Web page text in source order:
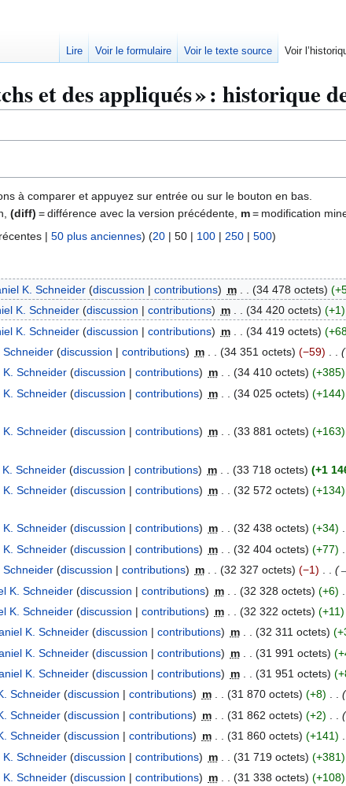
et des appliqués » : historique
à comparer et appuyez sur entrée ou sur le bouton en bas.
(diff) = différence avec la version précédente, m= modification
| 50 plus anciennes) (20 | 50 | 100 | 250 | 500)
K. Schneider discussion contributions m 34 478 octets
K. Schneider discussion contributions m 34 420 octets +1
K. Schneider discussion contributions m 34 419 octets
Schneider discussion contributions m 34 351 octets −59
K. Schneider discussion contributions m 34 410 octets +385
K. Schneider discussion contributions m 34 025 octets +144
K. Schneider discussion contributions m 33 881 octets +163
K. Schneider discussion contributions m 33 718 octets +1
K. Schneider discussion contributions m 32 572 octets +134
K. Schneider discussion contributions m 32 438 octets +34
K. Schneider discussion contributions m 32 404 octets +77
Schneider discussion contributions m 32 327 octets −1
K. Schneider discussion contributions m 32 328 octets +6
K. Schneider discussion contributions m 32 322 octets +11
K. Schneider discussion contributions m 32 311 octets
K. Schneider discussion contributions m 31 991 octets
K. Schneider discussion contributions m 31 951 octets
Schneider discussion contributions m 31 870 octets +8
Schneider discussion contributions m 31 862 octets +2
Schneider discussion contributions m 31 860 octets +141
K. Schneider discussion contributions m 31 719 octets +381
K. Schneider discussion contributions m 31 338 octets +108
Lire Voir le formulaire Voir le texte source Voir